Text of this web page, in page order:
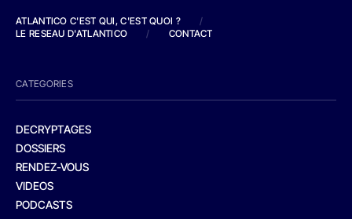
ATLANTICO C'EST QUI, C'EST QUOI ?
/
LE RESEAU D'ATLANTICO
/ CONTACT
CATEGORIES
DECRYPTAGES
DOSSIERS
RENDEZ-VOUS
VIDEOS
PODCASTS